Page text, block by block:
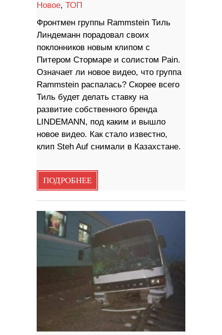
Новое, ТОП
Фронтмен группы Rammstein Тиль
Линдеманн порадовал своих
поклонников новым клипом с
Питером Стормаре и солистом Pain.
Означает ли новое видео, что группа
Rammstein распалась? Скорее всего
Тиль будет делать ставку на
развитие собственного бренда
LINDEMANN, под каким и вышло
новое видео. Как стало известно,
клип Steh Auf снимали в Казахстане.
ПОДРОБНЕЕ